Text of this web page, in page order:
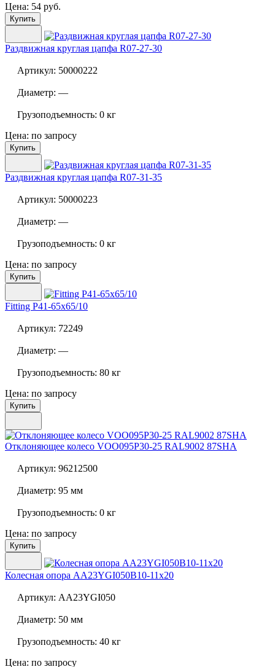
Цена: 54 руб.
Купить
Раздвижная круглая цапфа R07-27-30
Артикул: 50000222
Диаметр: —
Грузоподъемность: 0 кг
Цена: по запросу
Купить
Раздвижная круглая цапфа R07-31-35
Артикул: 50000223
Диаметр: —
Грузоподъемность: 0 кг
Цена: по запросу
Купить
Fitting P41-65x65/10
Артикул: 72249
Диаметр: —
Грузоподъемность: 80 кг
Цена: по запросу
Купить
Отклоняющее колесо VOO095P30-25 RAL9002 87SHA
Артикул: 96212500
Диаметр: 95 мм
Грузоподъемность: 0 кг
Цена: по запросу
Купить
Колесная опора AA23YGI050B10-11x20
Артикул: AA23YGI050
Диаметр: 50 мм
Грузоподъемность: 40 кг
Цена: по запросу